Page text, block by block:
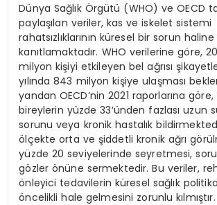
Dünya Sağlık Örgütü (WHO) ve OECD
paylaşılan veriler, kas ve iskelet sistemi
rahatsızlıklarının küresel bir sorun
kanıtlamaktadır. WHO verilerine göre,
milyon kişiyi etkileyen bel ağrısı
yılında 843 milyon kişiye ulaşması
yandan OECD’nin 2021 raporlarına
bireylerin yüzde 33’ünden fazlası uzun
sorunu veya kronik hastalık
ölçekte orta ve şiddetli kronik ağrı
yüzde 20 seviyelerinde seyretmesi,
gözler önüne sermektedir. Bu veriler,
önleyici tedavilerin küresel sağlık
öncelikli hale gelmesini zorunlu kılmıştır.